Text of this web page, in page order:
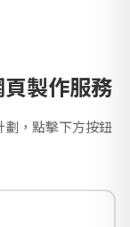
製作服務
劃，點擊下方按鈕